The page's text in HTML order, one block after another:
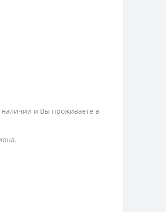
наличии и Вы проживаете в